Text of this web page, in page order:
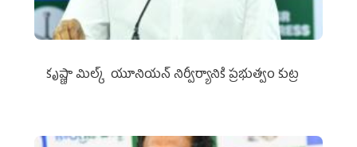
కృష్ణా మిల్క్‌ యూనియన్‌ నిర్వీర్యానికి ప్రభుత్వం కుట్ర